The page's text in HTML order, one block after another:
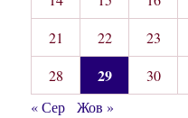
21
22 23
28
29
30
« Сер
Жов »